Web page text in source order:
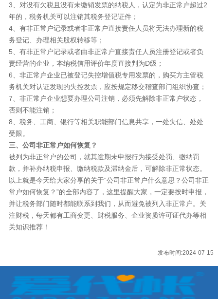
3、对没有欠税且没有未缴销发票的纳税人，认定为非正常户超过2
年的，税务机关可以注销其税务登记证件；
4、有非正常户记录或者非正常户直接责任人员将无法办理新的税
务登记、办理相关股权转移等；
5、有非正常户记录或者由非正常户直接责任人员注册登记或者负
责经营的企业，本纳税信用评价年度直接判为D级；
6、非正常户企业已被登记失控增值税专用发票的，购买方主管税
务机关对认证发现的失控发票，应按规定移交稽查部门组织协查；
7、非正常户企业想要办理公司注销，必须先解除非正常户状态，
否则不能注销；
8、税务、工商、银行等相关职能部门信息共享，一处失信、处处
受限。
三、公司非正常户如何恢复？
被列为非正常户的公司，就其逾期未申报行为接受处罚、缴纳罚
款，并补办纳税申报、缴纳税款及滞纳金后，可解除非正常状态。
以上就是今天给大家分享的关于“公司非正常户什么意思？公司非正
常户如何恢复？”的全部内容了，这里提醒大家，一定要按时申报，
并让税务部门随时都能联系到我们，从而避免被列入非正常户。关
注财税，每天都有工商变更、财税服务、企业资质许可证代办等相
关知识推荐！
发布时间:2024-07-15